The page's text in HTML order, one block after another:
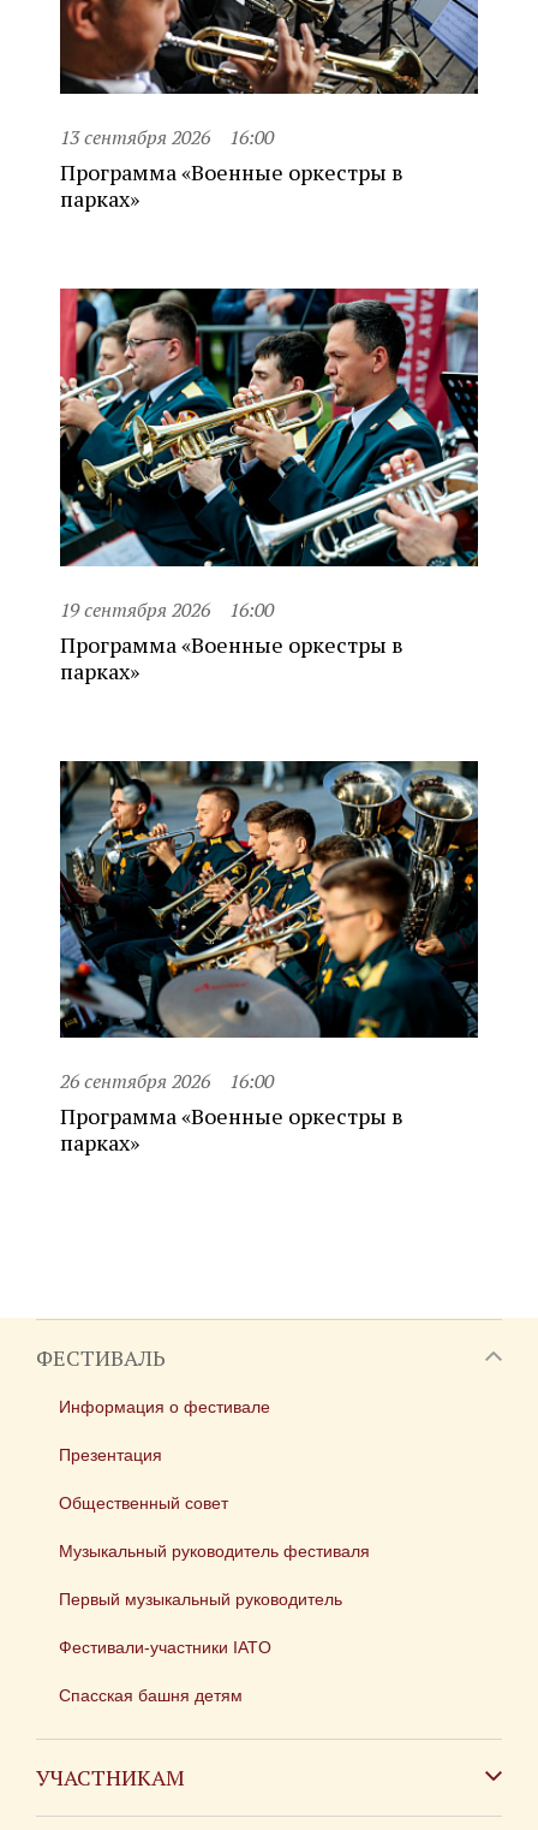
13 сентября 2026 16:00
Программа «Военные оркестры в
парках»
19 сентября 2026 16:00
Программа «Военные оркестры в
парках»
26 сентября 2026 16:00
Программа «Военные оркестры в
парках»
ФЕСТИВАЛЬ
Информация о фестивале
Презентация
Общественный совет
Музыкальный руководитель фестиваля
Первый музыкальный руководитель
Фестивали-участники IATO
Спасская башня детям
УЧАСТНИКАМ